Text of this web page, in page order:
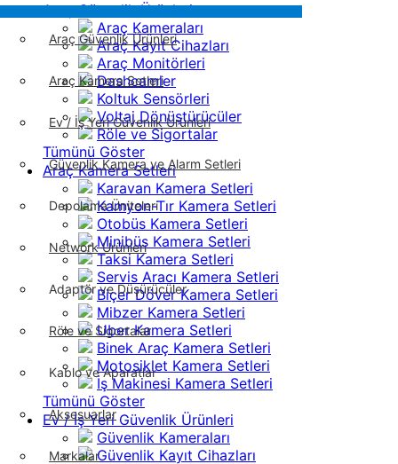
Araç Güvenlik Ürünleri
Araç Kamera Setleri
Ev / İş Yeri Güvenlik Ürünleri
Güvenlik Kamera ve Alarm Setleri
Depolama Üniteleri
Network Ürünleri
Adaptör ve Düşürücüler
Röle ve Sigortalar
Kablo ve Aparatlar
Aksesuarlar
Markalar
Araç Güvenlik Ürünleri
Araç Kameraları
Araç Kayıt Cihazları
Araç Monitörleri
Dashcamler
Koltuk Sensörleri
Voltaj Dönüştürücüler
Röle ve Sigortalar
Tümünü Göster
Araç Kamera Setleri
Karavan Kamera Setleri
Kamyon-Tır Kamera Setleri
Otobüs Kamera Setleri
Minibüs Kamera Setleri
Taksi Kamera Setleri
Servis Aracı Kamera Setleri
Biçer Döver Kamera Setleri
Mibzer Kamera Setleri
Uber Kamera Setleri
Binek Araç Kamera Setleri
Motosiklet Kamera Setleri
İş Makinesi Kamera Setleri
Tümünü Göster
Ev / İş Yeri Güvenlik Ürünleri
Güvenlik Kameraları
Güvenlik Kayıt Cihazları